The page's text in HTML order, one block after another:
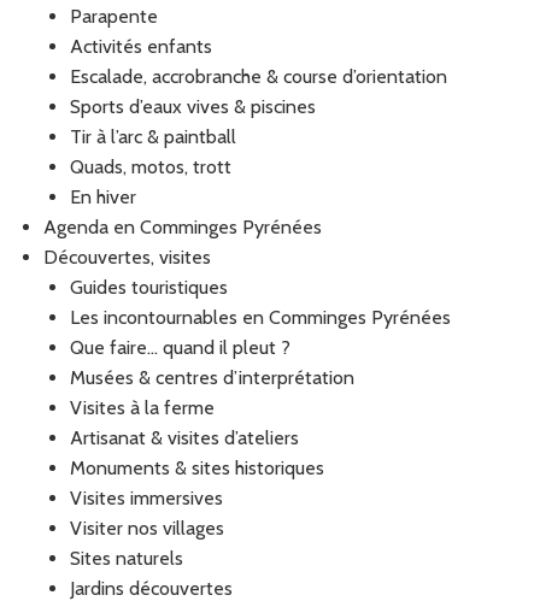
Parapente
Activités enfants
Escalade, accrobranche & course d’orientation
Sports d’eaux vives & piscines
Tir à l’arc & paintball
Quads, motos, trott
En hiver
Agenda en Comminges Pyrénées
Découvertes, visites
Guides touristiques
Les incontournables en Comminges Pyrénées
Que faire… quand il pleut ?
Musées & centres d’interprétation
Visites à la ferme
Artisanat & visites d’ateliers
Monuments & sites historiques
Visites immersives
Visiter nos villages
Sites naturels
Jardins découvertes